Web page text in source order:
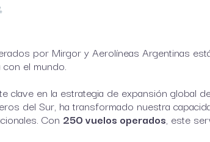
por Mirgor y Aerolíneas Argentinas
el mundo.
clave en la estrategia de expansión
del Sur, ha transformado nuestra
Con 250 vuelos operados, este